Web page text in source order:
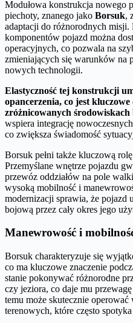
Modułowa konstrukcja nowego
piechoty, znanego jako Borsuk,
adaptacji do różnorodnych
komponentów pojazd można
operacyjnych, co pozwala na
zmieniających się warunków na
nowych technologii.
Elastyczność tej konstrukcji
opancerzenia, co jest
zróżnicowanych
wspiera integrację
co zwiększa świadomość
Borsuk pełni także kluczową
Przemyślane wnętrze pojazdu
przewóz oddziałów na pole
wysoką mobilność i
modernizacji sprawia, że pojazd
bojową przez cały okres jego
Manewrowość i
Borsuk charakteryzuje się
co ma kluczowe znaczenie
stanie pokonywać różnorodne
czy jeziora, co daje mu
temu może skutecznie
terenowych, które często